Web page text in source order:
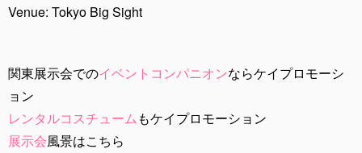
Venue: Tokyo Big Sight
関東展示会でのイベントコンパニオンならケイプロモーシ
ョン
レンタルコスチュームもケイプロモーション
展示会風景はこちら